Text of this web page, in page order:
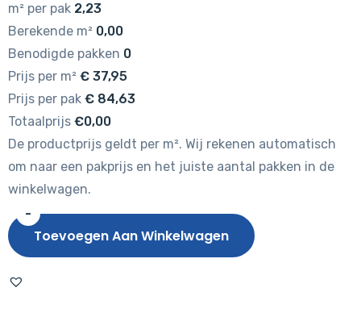
m² per pak 2,23
Berekende m² 0,00
Benodigde pakken 0
Prijs per m² € 37,95
Prijs per pak € 84,63
Totaalprijs €0,00
De productprijs geldt per m². Wij rekenen automatisch
om naar een pakprijs en het juiste aantal pakken in de
winkelwagen.
-
Gelasta
City
(dryback)
Toevoegen Aan Winkelwagen